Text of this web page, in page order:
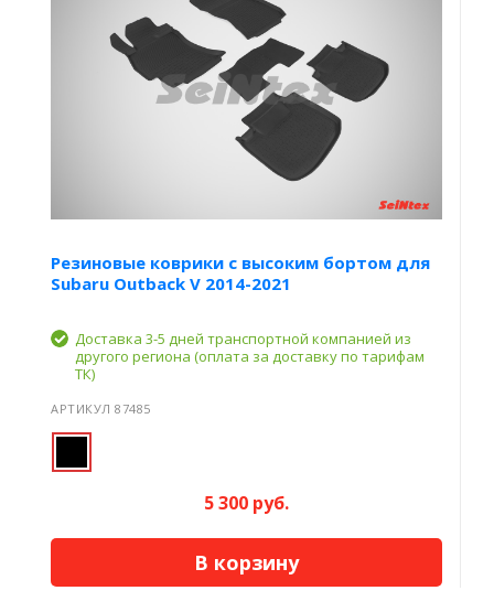
Резиновые коврики с высоким бортом для
Subaru Outback V 2014-2021
Доставка 3-5 дней транспортной компанией из
другого региона (оплата за доставку по тарифам
ТК)
АРТИКУЛ 87485
5 300 руб.
В корзину